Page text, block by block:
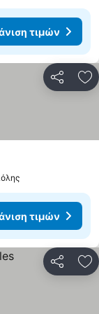
τιμών
τιμών